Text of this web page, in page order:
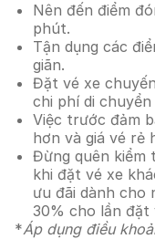
Nên đến điểm
phút.
Tận dụng các
giãn.
Đặt vé xe
chi phí di
Việc trước đảm
hơn và giá vé rẻ
Đừng quên kiểm
khi đặt vé xe
ưu đãi dành cho
30% cho lần đặt
*Áp dụng điều